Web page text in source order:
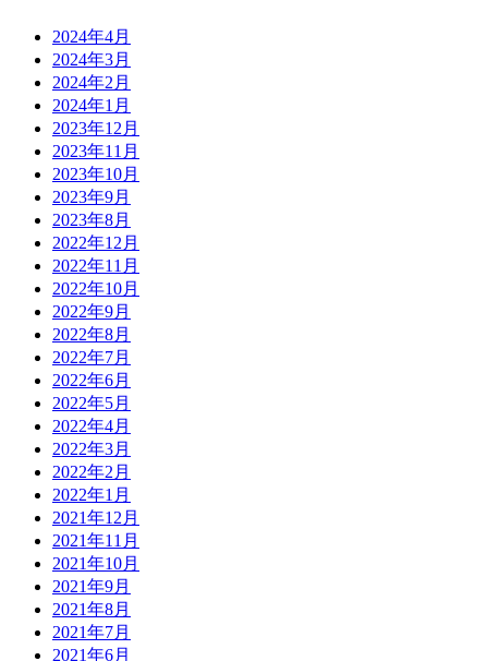
2024年4月
2024年3月
2024年2月
2024年1月
2023年12月
2023年11月
2023年10月
2023年9月
2023年8月
2022年12月
2022年11月
2022年10月
2022年9月
2022年8月
2022年7月
2022年6月
2022年5月
2022年4月
2022年3月
2022年2月
2022年1月
2021年12月
2021年11月
2021年10月
2021年9月
2021年8月
2021年7月
2021年6月